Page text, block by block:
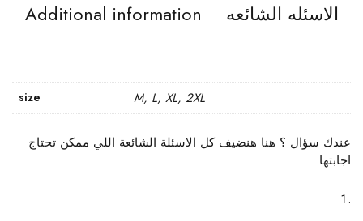
Additional information الاسئله الشائعه
size M, L, XL, 2XL
عندك سؤال ؟ هنا هنضيف كل الاسئلة الشائعة اللي ممكن تحتاج
اجابتها